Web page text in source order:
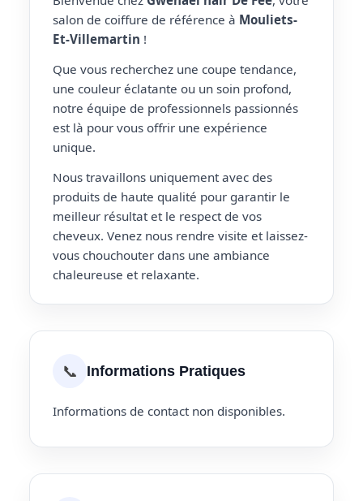
salon de coiffure de référence à Mouliets-
Et-Villemartin !
Que vous recherchez une coupe tendance,
une couleur éclatante ou un soin profond,
notre équipe de professionnels passionnés
est là pour vous offrir une expérience
unique.
Nous travaillons uniquement avec des
produits de haute qualité pour garantir le
meilleur résultat et le respect de vos
cheveux. Venez nous rendre visite et laissez-
vous chouchouter dans une ambiance
chaleureuse et relaxante.
📞 Informations Pratiques
Informations de contact non disponibles.